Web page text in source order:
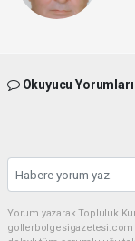
Okuyucu Yorumları
Yorum yazarak Topluluk
gollerbolgesigazetesi.com